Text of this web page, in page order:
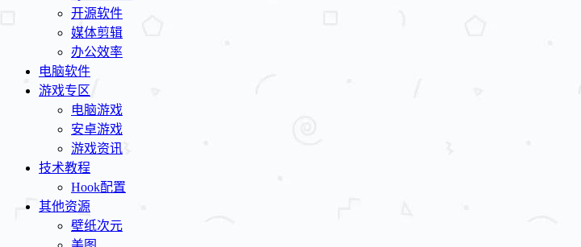
开源软件
媒体剪辑
办公效率
电脑软件
游戏专区
电脑游戏
安卓游戏
游戏资讯
技术教程
Hook配置
其他资源
壁纸次元